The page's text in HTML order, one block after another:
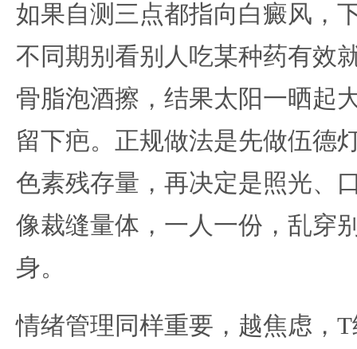
如果自测三点都指向白癜风，
不同期别看别人吃某种药有效
骨脂泡酒擦，结果太阳一晒起
留下疤。正规做法是先做伍德
色素残存量，再决定是照光、
像裁缝量体，一人一份，乱穿
身。
情绪管理同样重要，越焦虑，